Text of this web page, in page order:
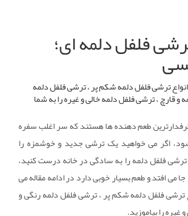
فلفل دلمه ‌ای؛
انواع ترشی فلفل دلمه شکم پر ، ترشی فلفل دلمه
و قارچ ، ترشی فلفل دلمه خالی و غیره را به شما
طعم دهنده ها هستند که سر اغلب سفره
اگر می خواهید یک ترشی جدید و خوشمزه را
ترشی فلفل دلمه را به سادگی در خانه درست کنید،
می افتد و طعم بسیار خوبی دارد در ادامه مقاله می
ترشی فلفل دلمه شکم پر ، ترشی فلفل دلمه رنگی و
را بیاموزید.